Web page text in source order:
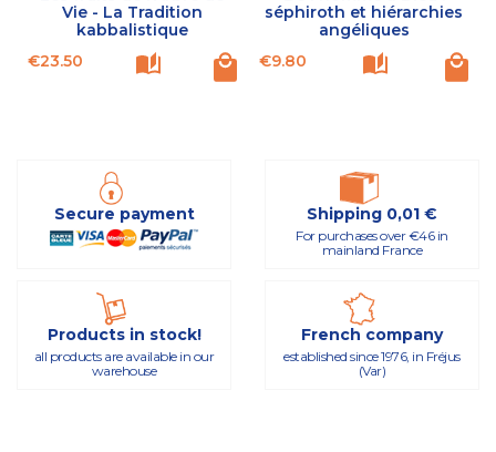
Vie - La Tradition
kabbalistique
Price
€23.50
séphiroth et hiérarchies
angéliques
Price
€9.80
Secure payment Shipping 0,01 €
For purchases over €46 in
mainland France
Products in stock!
all products are available in our
warehouse
French company
established since 1976, in Fréjus
(Var)